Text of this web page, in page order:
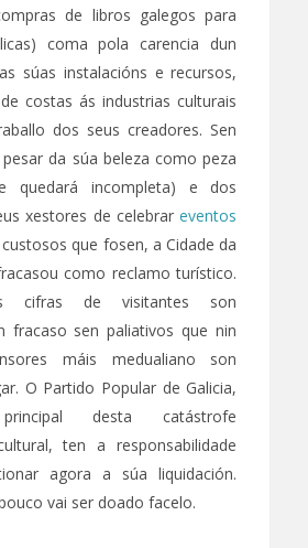
de libros galegos para
coma pola carencia dun
súas instalacións e recursos,
costas ás industrias culturais
dos seus creadores. Sen
da súa beleza como peza
quedará incompleta) e dos
xestores de celebrareventos
que fosen, a Cidade da
como reclamo turístico.
cifras de visitantes son
fracaso sen paliativos que nin
máis medualiano son
O Partido Popular de Galicia,
desta catástrofe
ten a responsabilidade
agora a súa liquidación.
vai ser doado facelo.